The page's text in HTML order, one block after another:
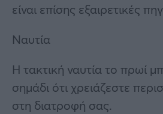
είναι επίσης εξαιρετικές
Ναυτία
Η τακτική ναυτία το πρωί
σημάδι ότι χρειάζεστε
στη διατροφή σας.